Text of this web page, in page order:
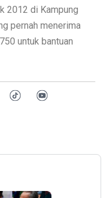
2012 di Kampung
pernah menerima
untuk bantuan